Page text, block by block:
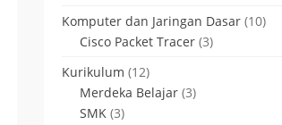
Komputer dan Jaringan Dasar (10)
Cisco Packet Tracer (3)
Kurikulum (12)
Merdeka Belajar (3)
SMK (3)